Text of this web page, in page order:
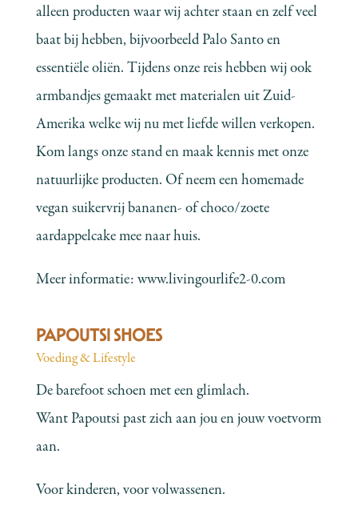
alleen producten waar wij achter staan en zelf veel
baat bij hebben, bijvoorbeeld Palo Santo en
essentiële oliën. Tijdens onze reis hebben wij ook
armbandjes gemaakt met materialen uit Zuid-
Amerika welke wij nu met liefde willen verkopen.
Kom langs onze stand en maak kennis met onze
natuurlijke producten. Of neem een homemade
vegan suikervrij bananen- of choco/zoete
aardappelcake mee naar huis.
Meer informatie:www.livingourlife2-0.com
PAPOUTSI SHOES
Voeding & Lifestyle
De barefoot schoen met een glimlach.
Want Papoutsi past zich aan jou en jouw voetvorm
aan.
Voor kinderen, voor volwassenen.